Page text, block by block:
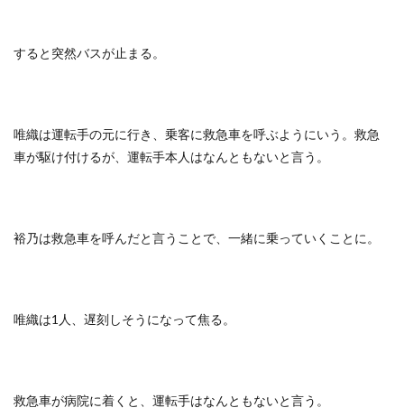
すると突然バスが止まる。
唯織は運転手の元に行き、乗客に救急車を呼ぶようにいう。救急
車が駆け付けるが、運転手本人はなんともないと言う。
裕乃は救急車を呼んだと言うことで、一緒に乗っていくことに。
唯織は1人、遅刻しそうになって焦る。
救急車が病院に着くと、運転手はなんともないと言う。